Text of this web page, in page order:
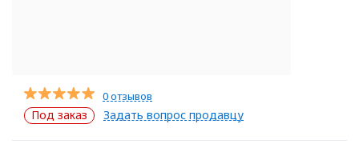
0 отзывов
Под заказ Задать вопрос продавцу